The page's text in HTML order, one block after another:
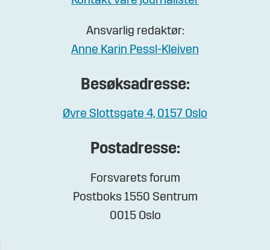
Ansvarlig redaktør:
Anne Karin Pessl-Kleiven
Besøksadresse:
Øvre Slottsgate 4, 0157 Oslo
Postadresse:
Forsvarets forum
Postboks 1550 Sentrum
0015 Oslo